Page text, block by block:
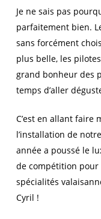
Je ne sais pas
parfaitement bien.
sans forcément
plus belle, les
grand bonheur des
temps d’aller
C’est en allant faire
l’installation de
année a poussé le
de compétition pour
spécialités
Cyril !